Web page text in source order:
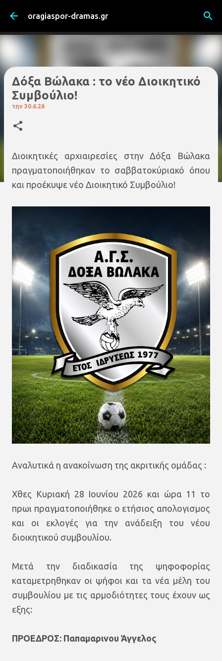
Μετάβαση στο κύριο περιεχόμενο
oragiaspor-dramas.gr
Δόξα Βώλακα : το νέο Διοικητικό
Συμβούλιο!
την 30.6.26
Διοικητικές αρχιαιρεσίες στην Δόξα Βώλακα
πραγματοποιήθηκαν το σαββατοκύριακό όπου
και προέκυψε νέο Διοικητικό Συμβούλιο!
Αναλυτικά η ανακοίνωση της ακριτικής ομάδας :
Χθες Κυριακή 28 Ιουνίου 2026 και ώρα 11 το
πρωι πραγματοποιήθηκε ο ετήσιος απολογισμος
και οι εκλογές για την ανάδειξη του νέου
διοικητικού συμβουλίου.
Μετά την διαδικασία της ψηφοφορίας
καταμετρηθηκαν οι ψήφοι και τα νέα μέλη του
συμβουλίου με τις αρμοδιότητες τους έχουν ως
εξης:
ΠΡΟΕΔΡΟΣ: Παπαμαρινου Άγγελος